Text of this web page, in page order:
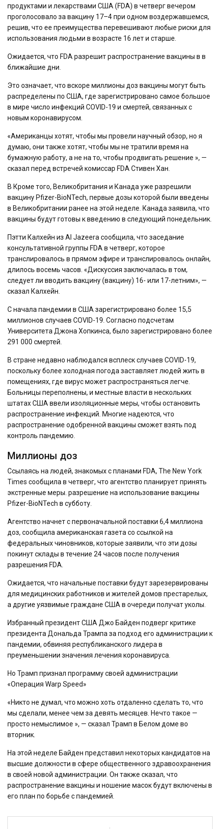
продуктами и лекарствами США (FDA) в четверг вечером
проголосовало за вакцину 17–4 при одном воздержавшемся,
решив, что ее преимущества перевешивают любые риски для
использования людьми в возрасте 16 лет и старше.
Ожидается, что FDA разрешит распространение вакцины в в
ближайшие дни.
Это означает, что вскоре миллионы доз вакцины могут быть
распределены по США, где зарегистрировано самое большое
в мире число инфекций COVID-19 и смертей, связанных с
новым коронавирусом.
«Американцы хотят, чтобы мы провели научный обзор, но я
думаю, они также хотят, чтобы мы не тратили время на
бумажную работу, а не на то, чтобы продвигать решение », —
сказал перед встречей комиссар FDA Стивен Хан.
B Кроме того, Великобритания и Канада уже разрешили
вакцину Pfizer-BioNTech, первые дозы которой были введены
в Великобритании ранее на этой неделе. Канада заявила, что
вакцины будут готовы к введению в следующий понедельник.
Пэтти Калхейн из Al Jazeera сообщила, что заседание
консультативной группы FDA в четверг, которое
транслировалось в прямом эфире и транслировалось онлайн,
длилось восемь часов. «Дискуссия заключалась в том,
следует ли вводить вакцину (вакцину) 16- или 17-летним», —
сказал Калхейн.
С начала пандемии в США зарегистрировано более 15,5
миллионов случаев COVID-19. Согласно подсчетам
Университета Джона Хопкинса, было зарегистрировано более
291 000 смертей.
В стране недавно наблюдался всплеск случаев COVID-19,
поскольку более холодная погода заставляет людей жить в
помещениях, где вирус может распространяться легче.
Больницы переполнены, и местные власти в нескольких
штатах США ввели изоляционные меры, чтобы остановить
распространение инфекций. Многие надеются, что
распространение одобренной вакцины сможет взять под
контроль пандемию.
Миллионы доз
Ссылаясь на людей, знакомых с планами FDA, The New York
Times сообщила в четверг, что агентство планирует принять
экстренные меры. разрешение на использование вакцины
Pfizer-BioNTech в субботу.
Агентство начнет с первоначальной поставки 6,4 миллиона
доз, сообщила американская газета со ссылкой на
федеральных чиновников, которые заявили, что эти дозы
покинут склады в течение 24 часов после получения
разрешения FDA.
Ожидается, что начальные поставки будут зарезервированы
для медицинских работников и жителей домов престарелых,
а другие уязвимые граждане США в очереди получат уколы.
Избранный президент США Джо Байден подверг критике
президента Дональда Трампа за подход его администрации к
пандемии, обвиняя республиканского лидера в
преуменьшении значения лечения коронавируса.
Но Трамп признал программу своей администрации
«Операция Warp Speed»
«Никто не думал, что можно хоть отдаленно сделать то, что
мы сделали, менее чем за девять месяцев. Нечто такое —
просто немыслимое », — сказал Трамп в Белом доме во
вторник.
На этой неделе Байден представил некоторых кандидатов на
высшие должности в сфере общественного здравоохранения
в своей новой администрации. Он также сказал, что
распространение вакцины и ношение масок будут включены в
его план по борьбе с пандемией.